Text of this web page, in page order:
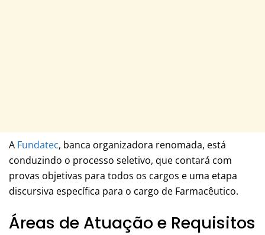
A Fundatec, banca organizadora renomada, está
conduzindo o processo seletivo, que contará com
provas objetivas para todos os cargos e uma etapa
discursiva específica para o cargo de Farmacêutico.
Áreas de Atuação e Requisitos